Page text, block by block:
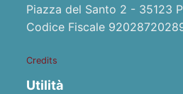
Piazza del Santo 2 - 35123
Codice Fiscale
Credits
Utilità